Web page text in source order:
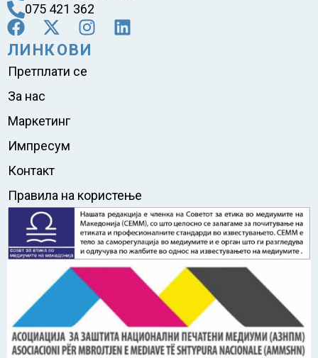
075 421 362
ЛИНКОВИ
Претплати се
За нас
Маркетинг
Импресум
Контакт
Правила на користење